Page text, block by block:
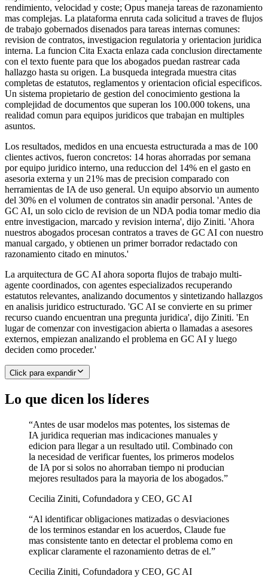
rendimiento, velocidad y coste; Opus maneja tareas de razonamiento
mas complejas. La plataforma enruta cada solicitud a traves de flujos
de trabajo gobernados disenados para tareas internas comunes:
revision de contratos, investigacion regulatoria y orientacion juridica
interna. La funcion Cita Exacta enlaza cada conclusion directamente
con el texto fuente para que los abogados puedan rastrear cada
hallazgo hasta su origen. La busqueda integrada muestra citas
completas de estatutos, reglamentos y orientacion oficial especificos.
Un sistema propietario de gestion del conocimiento gestiona la
complejidad de documentos que superan los 100.000 tokens, una
realidad comun para equipos juridicos que trabajan en multiples
asuntos.
Los resultados, medidos en una encuesta estructurada a mas de 100
clientes activos, fueron concretos: 14 horas ahorradas por semana
por equipo juridico interno, una reduccion del 14% en el gasto en
asesoria externa y un 21% mas de precision comparado con
herramientas de IA de uso general. Un equipo absorvio un aumento
del 30% en el volumen de contratos sin anadir personal. 'Antes de
GC AI, un solo ciclo de revision de un NDA podia tomar medio dia
entre investigacion, marcado y revision interna', dijo Ziniti. 'Ahora
nuestros abogados procesan contratos a traves de GC AI con nuestro
manual cargado, y obtienen un primer borrador redactado con
razonamiento citado en minutos.'
La arquitectura de GC AI ahora soporta flujos de trabajo multi-
agente coordinados, con agentes especializados recuperando
estatutos relevantes, analizando documentos y sintetizando hallazgos
en analisis juridico estructurado. 'GC AI se convierte en su primer
recurso cuando encuentran una pregunta juridica', dijo Ziniti. 'En
lugar de comenzar con investigacion abierta o llamadas a asesores
externos, empiezan analizando el problema en GC AI y luego
deciden como proceder.'
Click para expandir
Lo que dicen los líderes
“Antes de usar modelos mas potentes, los sistemas de
IA juridica requerian mas indicaciones manuales y
edicion para llegar a un resultado util. Combinado con
la necesidad de verificar fuentes, los primeros modelos
de IA por si solos no ahorraban tiempo ni producian
mejores resultados para la mayoria de los abogados.”
Cecilia Ziniti, Cofundadora y CEO, GC AI
“Al identificar obligaciones matizadas o desviaciones
de los terminos estandar en los acuerdos, Claude fue
mas consistente tanto en detectar el problema como en
explicar claramente el razonamiento detras de el.”
Cecilia Ziniti, Cofundadora y CEO, GC AI